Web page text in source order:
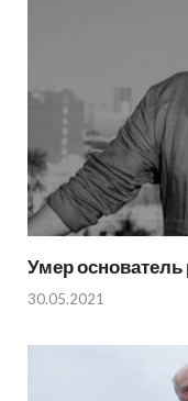
Умер
30.05.2021